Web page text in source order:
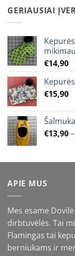
GERIAUSIAI
€14,90
€15,90
€13,90–
APIE MUS
Mes esame
dirbtuvėlės. Tai
Flamingas tai
berniukams ir